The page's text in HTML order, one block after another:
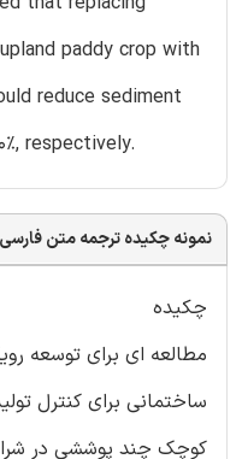
paddy crop with
reduce sediment
respectively.
نمونه چکیده ترجمه متن فارسی
چکیده
مطالعه ای برای توسعه
کوچک چند پوششی در